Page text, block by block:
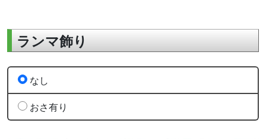
ランマ飾り
なし
おさ有り